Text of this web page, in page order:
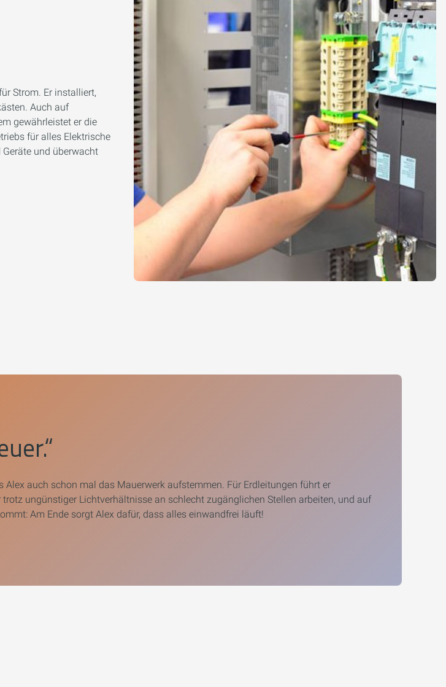
Strom. Er installiert,
Auch auf
gewährleistet er die
für alles Elektrische
und überwacht
auch schon mal das Mauerwerk aufstemmen. Für Erdleitungen führt er
ungünstiger Lichtverhältnisse an schlecht zugänglichen Stellen arbeiten, und auf
Am Ende sorgt Alex dafür, dass alles einwandfrei läuft!